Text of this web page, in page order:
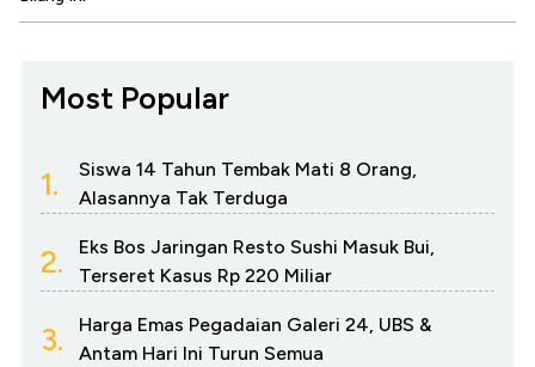
Most Popular
1.
Siswa 14 Tahun Tembak Mati 8 Orang,
Alasannya Tak Terduga
2.
Eks Bos Jaringan Resto Sushi Masuk Bui,
Terseret Kasus Rp 220 Miliar
3.
Harga Emas Pegadaian Galeri 24, UBS &
Antam Hari Ini Turun Semua